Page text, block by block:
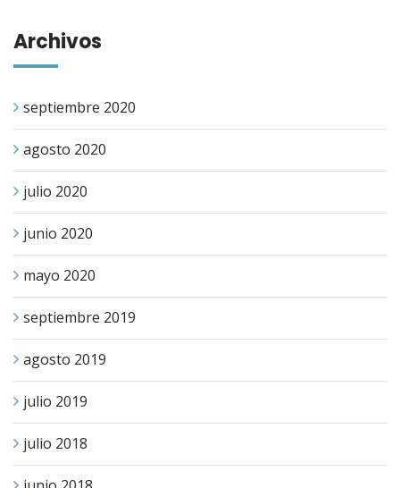
Archivos
septiembre 2020
agosto 2020
julio 2020
junio 2020
mayo 2020
septiembre 2019
agosto 2019
julio 2019
julio 2018